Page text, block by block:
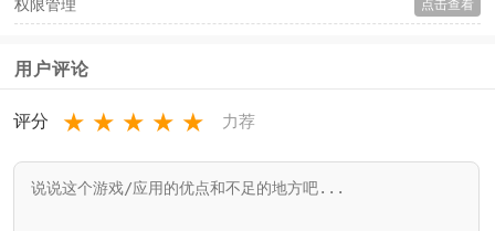
用户评论
评分 ★ ★ ★ ★ ★ 力荐